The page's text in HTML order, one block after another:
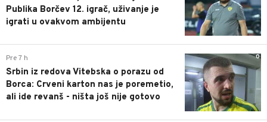
Publika Borčev 12. igrač, uživanje je
igrati u ovakvom ambijentu
0
Pre 7 h
Srbin iz redova Vitebska o porazu od
Borca: Crveni karton nas je poremetio,
ali ide revanš - ništa još nije gotovo